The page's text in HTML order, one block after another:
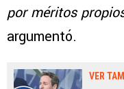
por méritos
argumentó.
VER